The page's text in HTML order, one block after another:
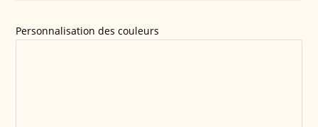
Personnalisation des couleurs